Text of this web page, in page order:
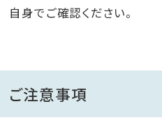
自身でご確認ください。
ご注意事項